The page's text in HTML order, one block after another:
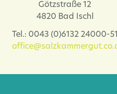
Götzstraße 12
4820 Bad Ischl
Tel.: 0043 (0)6132 24000-